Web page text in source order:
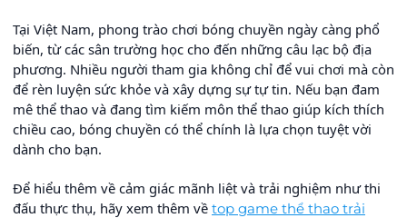
Tại Việt Nam, phong trào chơi bóng chuyền ngày càng phổ
biến, từ các sân trường học cho đến những câu lạc bộ địa
phương. Nhiều người tham gia không chỉ để vui chơi mà còn
để rèn luyện sức khỏe và xây dựng sự tự tin. Nếu bạn đam
mê thể thao và đang tìm kiếm môn thể thao giúp kích thích
chiều cao, bóng chuyền có thể chính là lựa chọn tuyệt vời
dành cho bạn.
Để hiểu thêm về cảm giác mãnh liệt và trải nghiệm như thi
đấu thực thụ, hãy xem thêm về top game thể thao trải